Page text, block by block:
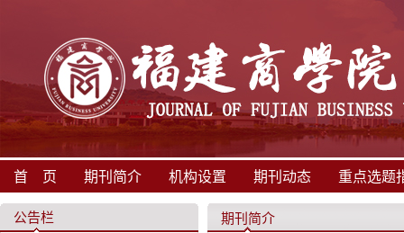
首 页 期刊简介 机构设置 期刊动态 重点选题
公告栏 期刊简介